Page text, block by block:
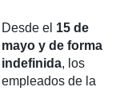
Desde el 15 de
mayo y de forma
indefinida, los
empleados de la